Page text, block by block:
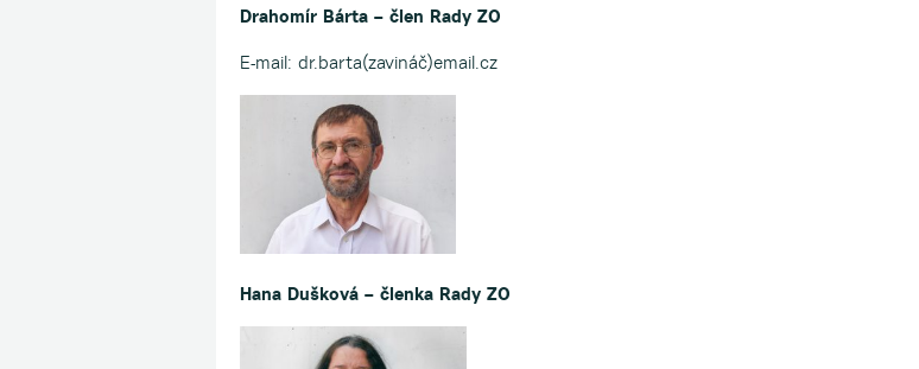
Drahomír Bárta – člen Rady ZO
E-mail: dr.barta(zavináč)email.cz
Hana Dušková – členka Rady ZO